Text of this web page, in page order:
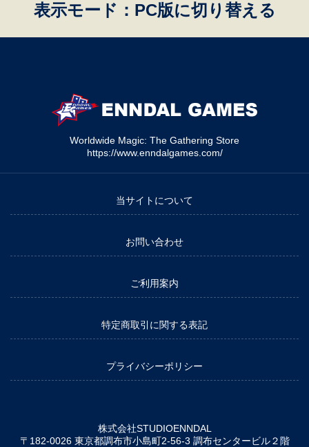
表示モード：PC版に切り替える
Worldwide Magic: The Gathering Store
https://www.enndalgames.com/
当サイトについて
お問い合わせ
ご利用案内
特定商取引に関する表記
プライバシーポリシー
株式会社STUDIOENNDAL
〒182-0026 東京都調布市小島町2-56-3 調布センタービル２階